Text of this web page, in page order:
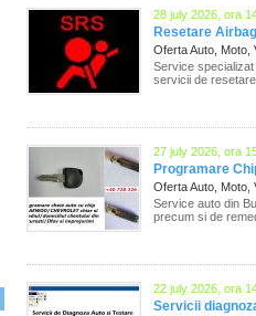
28 july 2026, ora
Resetare
Oferta Auto, Moto,
Service
servicii de
27 july 2026, ora
Programare
Oferta Auto, Moto,
Service auto din
precum si de
22 july 2026, ora
Servicii